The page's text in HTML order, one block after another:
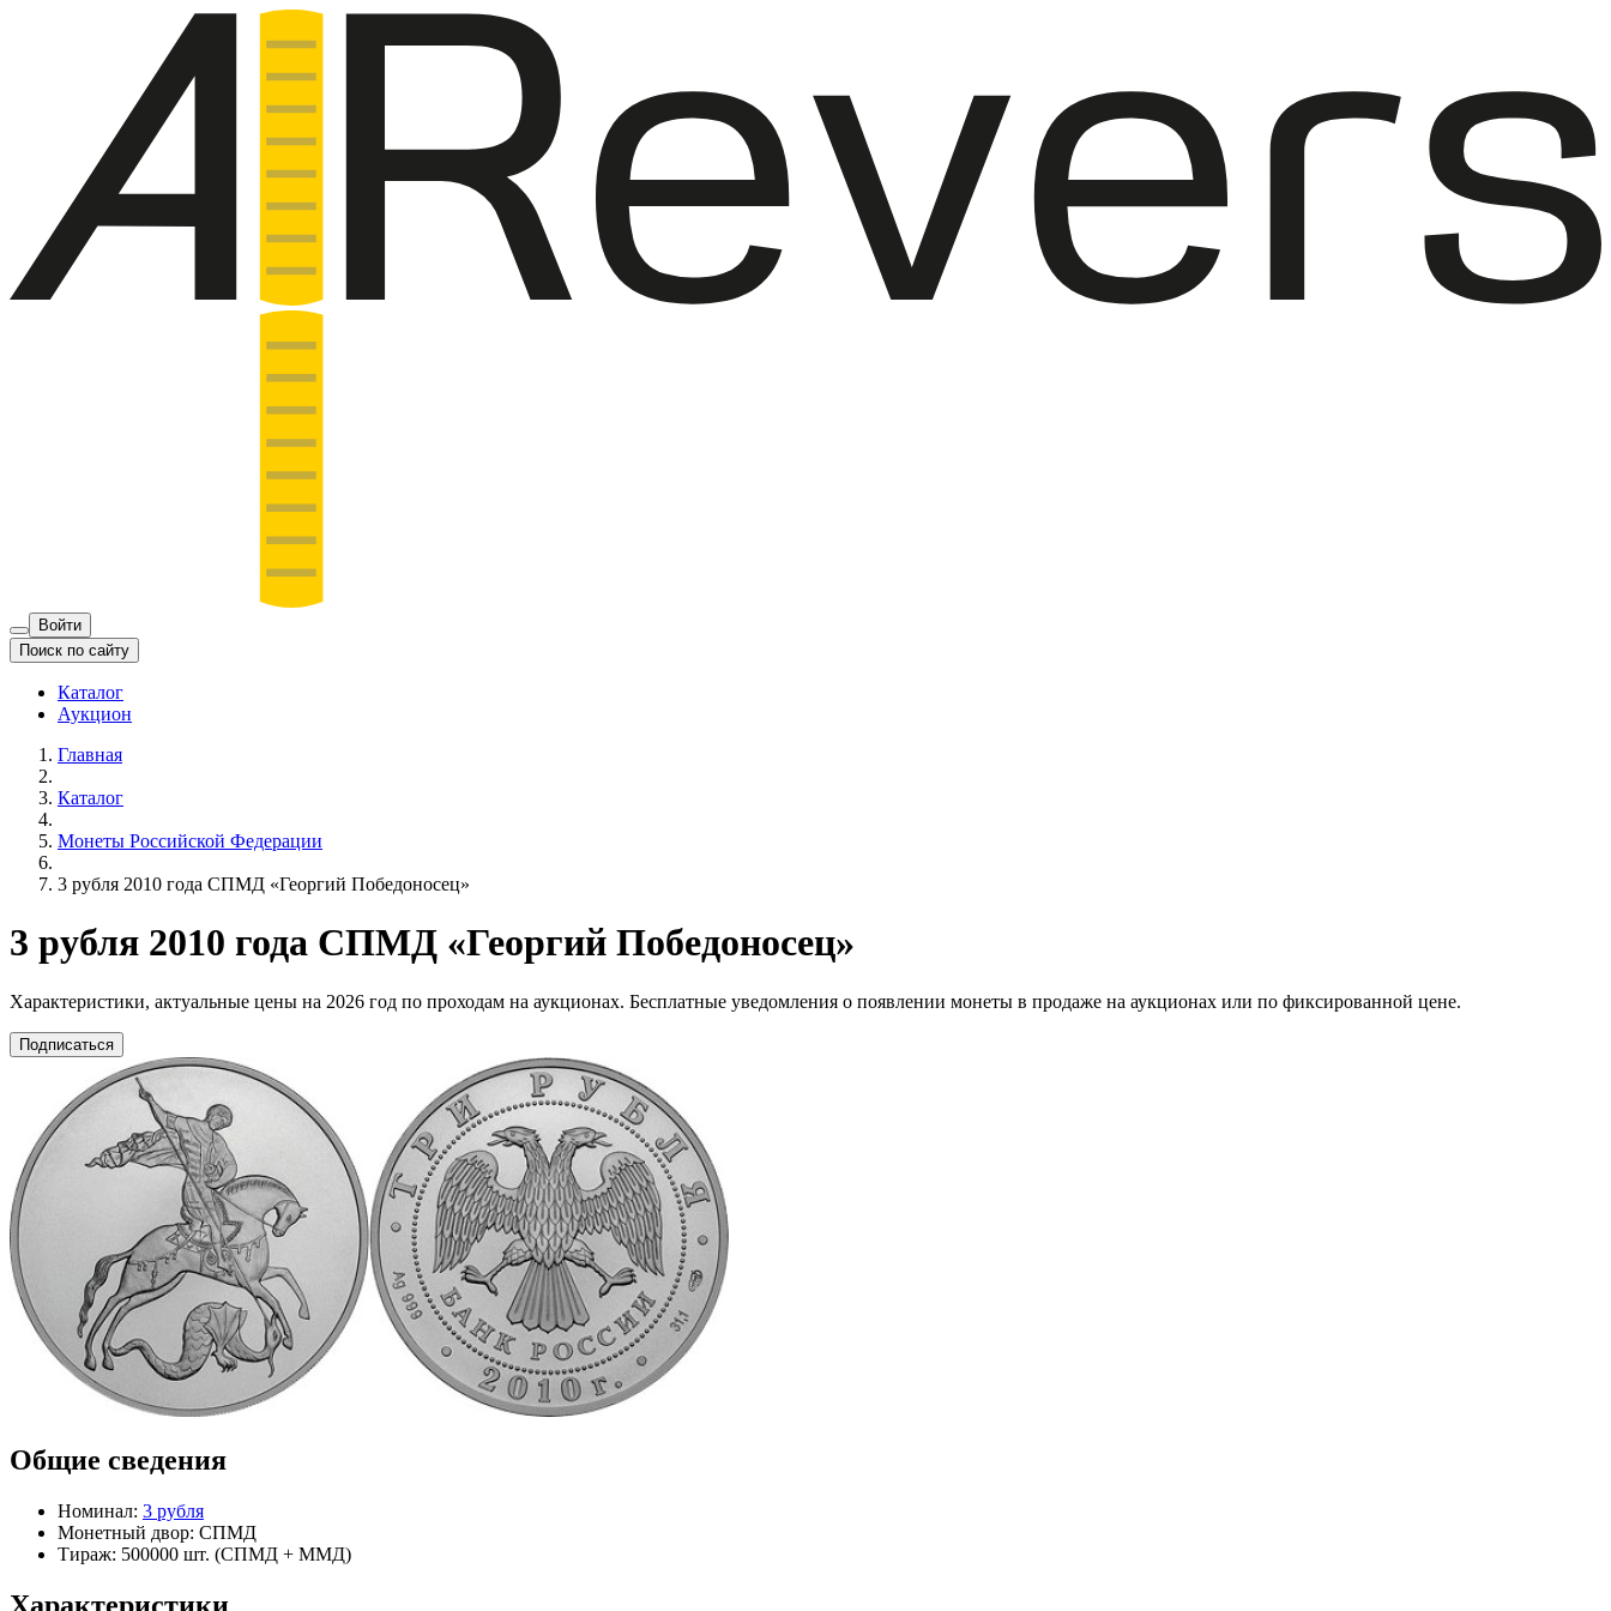
Войти
Поиск по сайту
Каталог
Аукцион
Главная
Каталог
Монеты Российской Федерации
3 рубля 2010 года СПМД «Георгий Победоносец»
3 рубля 2010 года СПМД «Георгий Победоносец»
Характеристики, актуальные цены на 2026 год по проходам на аукционах. Бесплатные уведомления о появлении монеты в продаже на аукционах или по фиксированной цене.
Подписаться
Общие сведения
Номинал: 3 рубля
Монетный двор: СПМД
Тираж: 500000 шт. (СПМД + ММД)